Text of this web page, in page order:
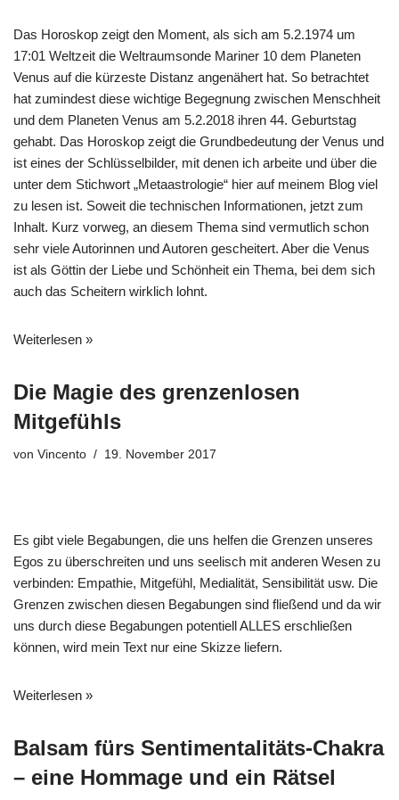
Das Horoskop zeigt den Moment, als sich am 5.2.1974 um
17:01 Weltzeit die Weltraumsonde Mariner 10 dem Planeten
Venus auf die kürzeste Distanz angenähert hat. So betrachtet
hat zumindest diese wichtige Begegnung zwischen Menschheit
und dem Planeten Venus am 5.2.2018 ihren 44. Geburtstag
gehabt. Das Horoskop zeigt die Grundbedeutung der Venus und
ist eines der Schlüsselbilder, mit denen ich arbeite und über die
unter dem Stichwort „Metaastrologie“ hier auf meinem Blog viel
zu lesen ist. Soweit die technischen Informationen, jetzt zum
Inhalt. Kurz vorweg, an diesem Thema sind vermutlich schon
sehr viele Autorinnen und Autoren gescheitert. Aber die Venus
ist als Göttin der Liebe und Schönheit ein Thema, bei dem sich
auch das Scheitern wirklich lohnt.
Weiterlesen »
Die Magie des grenzenlosen
Mitgefühls
von Vincento 19. November 2017
Es gibt viele Begabungen, die uns helfen die Grenzen unseres
Egos zu überschreiten und uns seelisch mit anderen Wesen zu
verbinden: Empathie, Mitgefühl, Medialität, Sensibilität usw. Die
Grenzen zwischen diesen Begabungen sind fließend und da wir
uns durch diese Begabungen potentiell ALLES erschließen
können, wird mein Text nur eine Skizze liefern.
Weiterlesen »
Balsam fürs Sentimentalitäts-Chakra
– eine Hommage und ein Rätsel